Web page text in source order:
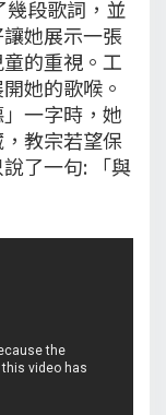
段歌詞，並
她展示一張
的重視。工
她的歌喉。
一字時，她
教宗若望保
了一句: 「與